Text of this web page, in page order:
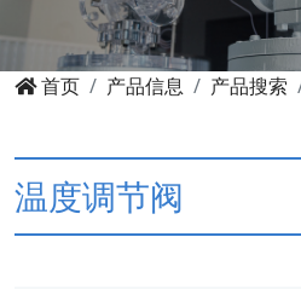
首页 产品信息 产品搜索
温度调节阀